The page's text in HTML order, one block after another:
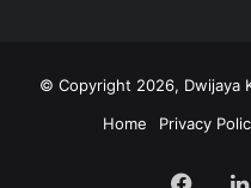
© Copyright 2026, Dwijaya
Home
Privacy